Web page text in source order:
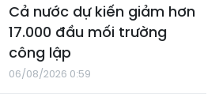
Cả nước dự kiến giảm hơn
17.000 đầu mối trường
công lập
06/08/2026 0:59